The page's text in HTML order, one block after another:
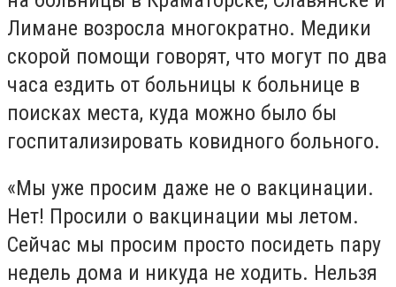
Лимане возросла многократно. Медики
скорой помощи говорят, что могут по два
часа ездить от больницы к больнице в
поисках места, куда можно было бы
госпитализировать ковидного больного.
«Мы уже просим даже не о вакцинации.
Нет! Просили о вакцинации мы летом.
Сейчас мы просим просто посидеть пару
недель дома и никуда не ходить. Нельзя